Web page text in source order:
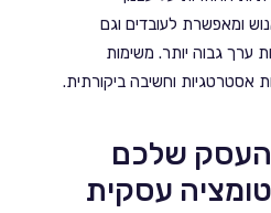
ומאפשרת לעובדים וגם
ערך גבוה יותר. משימות
אסטרטגיות וחשיבה ביקורתית.
העסק שלכם
עסקית